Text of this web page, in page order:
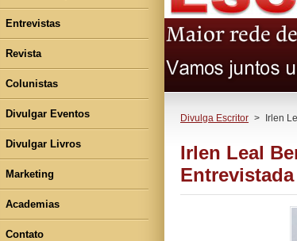
Divulga Escritor > Irlen
Irlen Leal
Entrevistada
Entrevistas
Revista
Colunistas
Divulgar Eventos
Divulgar Livros
Marketing
Academias
Contato